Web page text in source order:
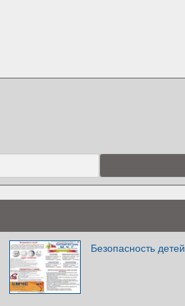
Безопасность детей